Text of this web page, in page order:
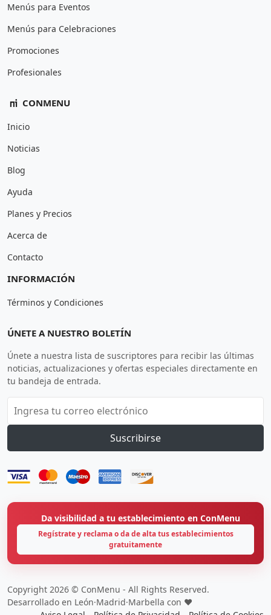
Menús para Eventos
Menús para Celebraciones
Promociones
Profesionales
CONMENU
Inicio
Noticias
Blog
Ayuda
Planes y Precios
Acerca de
Contacto
INFORMACIÓN
Términos y Condiciones
ÚNETE A NUESTRO BOLETÍN
Únete a nuestra lista de suscriptores para recibir las últimas
noticias, actualizaciones y ofertas especiales directamente en
tu bandeja de entrada.
Suscribirse
Da visibilidad a tu establecimiento en ConMenu
Regístrate y reclama o da de alta tus establecimientos
gratuitamente
Copyright 2026 © ConMenu - All Rights Reserved.
Desarrollado en León·Madrid·Marbella con ❤️